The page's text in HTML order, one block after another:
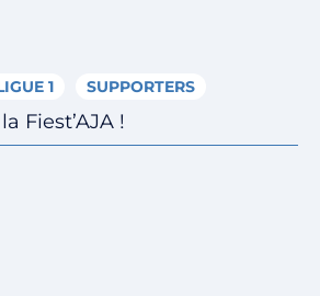
1 SUPPORTERS
Fiest’AJA !